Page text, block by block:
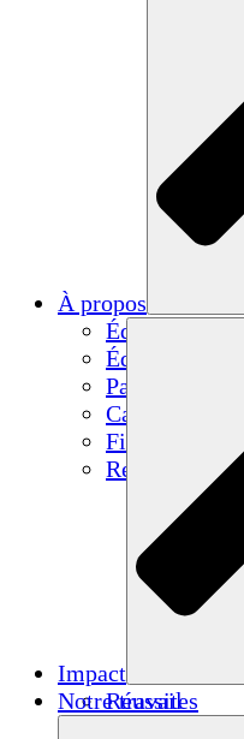
À propos
Équipe
Équipe
Partenaires
Carrières
Finances
Resources
Impact
Réussites
Notre travail